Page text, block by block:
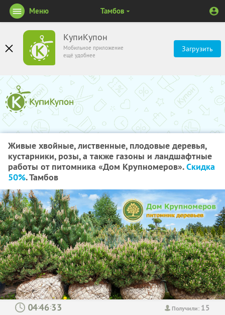
КупиКупон
Мобильное приложение
ещё удобнее
Загрузить
Меню Тамбов
Живые хвойные, лиственные, плодовые деревья,
кустарники, розы, а также газоны и ландшафтные
работы от питомника «Дом Крупномеров».Скидка
50%. Тамбов
Получили: 15
: :